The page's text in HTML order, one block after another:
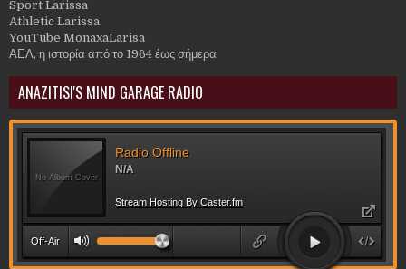
Sport Larissa
Athletic Larissa
YouTube MonaxaLarisa
ΑΕΛ, η ιστορία από το 1964 έως σήμερα
ANAZITISI'S MIND GARAGE RADIO